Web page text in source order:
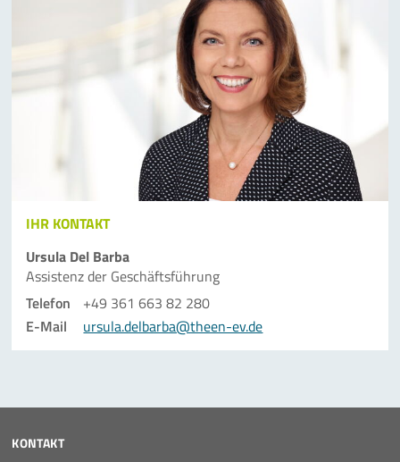
IHR KONTAKT
Ursula Del Barba
Assistenz der Geschäfts­führung
Telefon
+49 361 663 82 280
E-Mail
ursula.delbarba@theen-ev.de
KONTAKT